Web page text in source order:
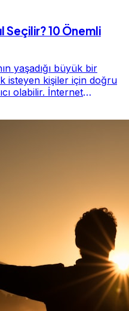
Seçilir? 10 Önemli
yaşadığı büyük bir
isteyen kişiler için doğru
olabilir. İnternet